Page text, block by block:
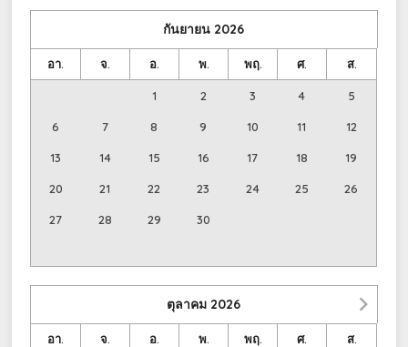
กันยายน 2026
อา. จ. อ. พ. พฤ. ศ. ส.
1 2 3 4 5
6 7 8 9 10 11 12
13 14 15 16 17 18 19
20 21 22 23 24 25 26
27 28 29 30
ตุลาคม 2026
อา. จ. อ. พ. พฤ. ศ. ส.